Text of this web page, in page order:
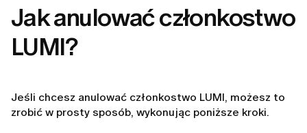
Jak anulować członkostwo
LUMI?
Jeśli chcesz anulować członkostwo LUMI, możesz to
zrobić w prosty sposób, wykonując poniższe kroki.